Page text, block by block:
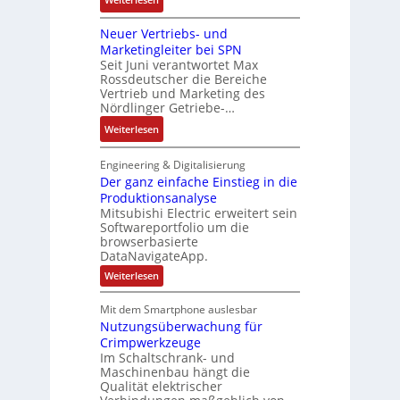
o
s
i
t
i
v
e
M
o
m
e
n
t
a
u
f
n
h
m
e
,
g
i
o
n
a
b
r
i
k
e
m
t
e
c
h
n
k
G
s
c
h
ä
f
t
s
f
ü
h
r
e
D
a
s
s
a
u
l
t
S
y
s
t
è
m
e
s
:
2
-
E
r
g
Neuer Vertriebs- und
Marketingleiter bei SPN
Seit Juni verantwortet Max
Rossdeutscher die Bereiche
Vertrieb und Marketing des
Nördlinger Getriebe-…
Weiterlesen:
N
e
u
e
r
V
e
r
t
i
e
b
s
-
Engineering & Digitalisierung
Der ganz einfache Einstieg in die
Produktionsanalyse
Mitsubishi Electric erweitert sein
Softwareportfolio um die
browserbasierte
DataNavigateApp.
Weiterlesen:
D
r
g
a
n
z
e
i
Mit dem Smartphone auslesbar
Nutzungsüberwachung für
Crimpwerkzeuge
Im Schaltschrank- und
Maschinenbau hängt die
Qualität elektrischer